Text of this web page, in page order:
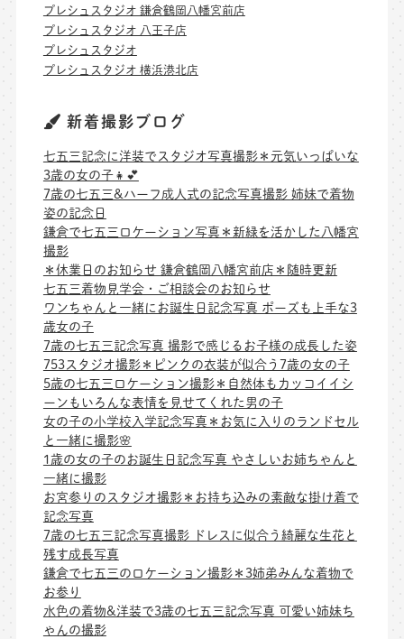
プレシュスタジオ 鎌倉鶴岡八幡宮前店
プレシュスタジオ 八王子店
プレシュスタジオ
プレシュスタジオ 横浜港北店
新着撮影ブログ
七五三記念に洋装でスタジオ写真撮影＊元気いっぱいな
3歳の女の子👧💕
7歳の七五三&ハーフ成人式の記念写真撮影 姉妹で着物
姿の記念日
鎌倉で七五三ロケーション写真＊新緑を活かした八幡宮
撮影
＊休業日のお知らせ 鎌倉鶴岡八幡宮前店＊随時更新
七五三着物見学会・ご相談会のお知らせ
ワンちゃんと一緒にお誕生日記念写真 ポーズも上手な3
歳女の子
7歳の七五三記念写真 撮影で感じるお子様の成長した姿
753スタジオ撮影＊ピンクの衣装が似合う7歳の女の子
5歳の七五三ロケーション撮影＊自然体もカッコイイシ
ーンもいろんな表情を見せてくれた男の子
女の子の小学校入学記念写真＊お気に入りのランドセル
と一緒に撮影🌸
1歳の女の子のお誕生日記念写真 やさしいお姉ちゃんと
一緒に撮影
お宮参りのスタジオ撮影＊お持ち込みの素敵な掛け着で
記念写真
7歳の七五三記念写真撮影 ドレスに似合う綺麗な生花と
残す成長写真
鎌倉で七五三のロケーション撮影＊3姉弟みんな着物で
お参り
水色の着物&洋装で3歳の七五三記念写真 可愛い姉妹ち
ゃんの撮影